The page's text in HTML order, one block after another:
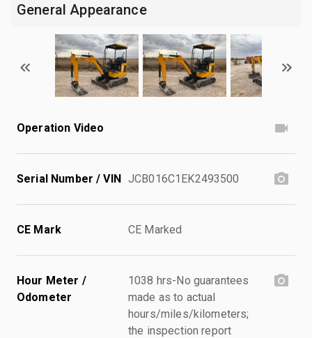
General Appearance
Operation Video
Serial Number / VIN JCB016C1EK2493500
CE Mark CE Marked
Hour Meter /
Odometer
1038 hrs-No guarantees
made as to actual
hours/miles/kilometers;
the inspection report